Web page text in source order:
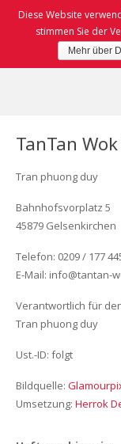
BoxToGo Karte
Vorspeisen,
Sushi Gerichte
Wok Gerichte &
Gebackene
Impressum
TanTan
Tran phuong duy
Bahnhofsvorplatz 5
45879 Gelsenkirchen
Telefon: 0209 / 177
E-Mail: info@tantan-
Verantwortlich für
Tran phuong duy
Ust.-ID: folgt
Bildquelle:
Umsetzung: Herrok
Diese Website
stimmen Sie der
Mehr über